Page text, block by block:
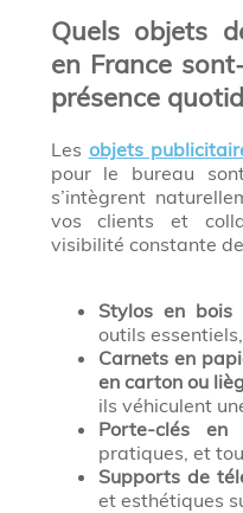
Quels objets
en France
présence
Les objets
pour le bureau
s’intègrent
vos clients et
visibilité constante
Stylos en
outils
Carnets en
en carton ou
ils véhiculent
Porte-clés
pratiques, et
Supports de
et esthétiques